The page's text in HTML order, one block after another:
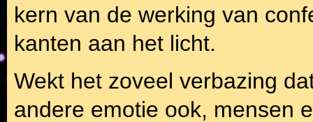
kern van de werking van
kanten aan het licht.
Wekt het zoveel verbazing
andere emotie ook, mensen